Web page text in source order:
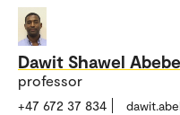
Dawit Shawel Abebe
professor
+47 672 37 834